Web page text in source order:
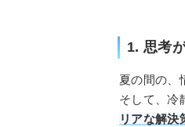
1. 思考
夏の間の、
そして、冷
リアな解決